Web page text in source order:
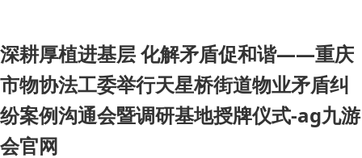
深耕厚植进基层 化解矛盾促和谐——重庆
市物协法工委举行天星桥街道物业矛盾纠
纷案例沟通会暨调研基地授牌仪式-ag九游
会官网